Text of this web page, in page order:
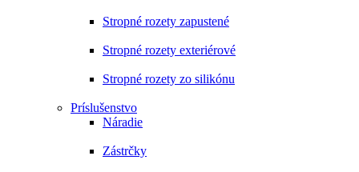
Stropné rozety zapustené
Stropné rozety exteriérové
Stropné rozety zo silikónu
Príslušenstvo
Náradie
Zástrčky